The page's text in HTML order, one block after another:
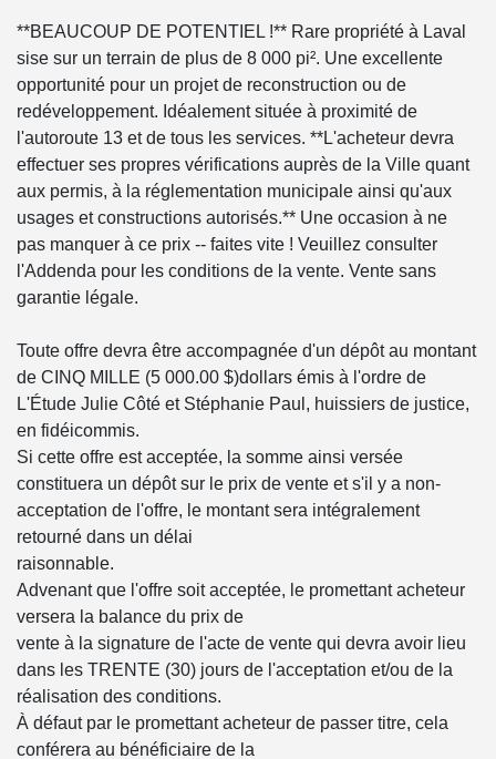
**BEAUCOUP DE POTENTIEL !** Rare propriété à Laval
sise sur un terrain de plus de 8 000 pi². Une excellente
opportunité pour un projet de reconstruction ou de
redéveloppement. Idéalement située à proximité de
l'autoroute 13 et de tous les services. **L'acheteur devra
effectuer ses propres vérifications auprès de la Ville quant
aux permis, à la réglementation municipale ainsi qu'aux
usages et constructions autorisés.** Une occasion à ne
pas manquer à ce prix -- faites vite ! Veuillez consulter
l'Addenda pour les conditions de la vente. Vente sans
garantie légale.
Toute offre devra être accompagnée d'un dépôt au montant
de CINQ MILLE (5 000.00 $)dollars émis à l'ordre de
L'Étude Julie Côté et Stéphanie Paul, huissiers de justice,
en fidéicommis.
Si cette offre est acceptée, la somme ainsi versée
constituera un dépôt sur le prix de vente et s'il y a non-
acceptation de l'offre, le montant sera intégralement
retourné dans un délai
raisonnable.
Advenant que l'offre soit acceptée, le promettant acheteur
versera la balance du prix de
vente à la signature de l'acte de vente qui devra avoir lieu
dans les TRENTE (30) jours de l'acceptation et/ou de la
réalisation des conditions.
À défaut par le promettant acheteur de passer titre, cela
conférera au bénéficiaire de la